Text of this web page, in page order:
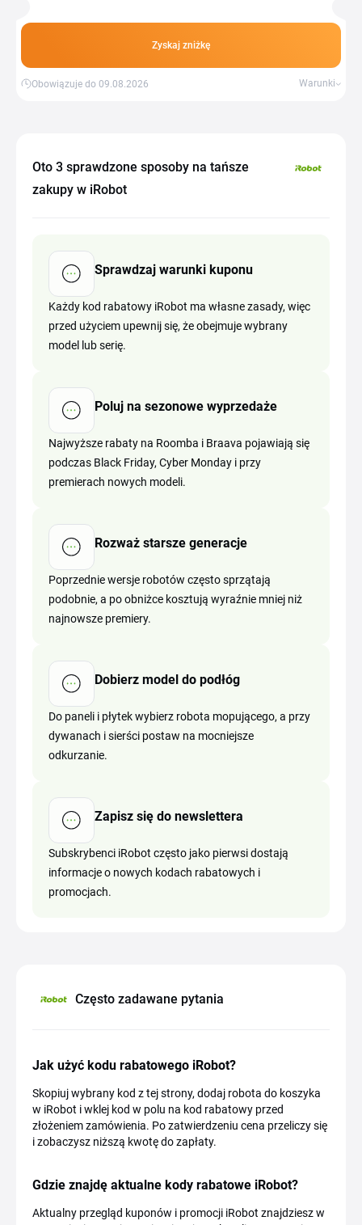
Zyskaj zniżkę
Obowiązuje do 09.08.2026 Warunki
Oto 3 sprawdzone sposoby na tańsze
zakupy w iRobot
Sprawdzaj warunki kuponu
Każdy kod rabatowy iRobot ma własne zasady, więc
przed użyciem upewnij się, że obejmuje wybrany
model lub serię.
Poluj na sezonowe wyprzedaże
Najwyższe rabaty na Roomba i Braava pojawiają się
podczas Black Friday, Cyber Monday i przy
premierach nowych modeli.
Rozważ starsze generacje
Poprzednie wersje robotów często sprzątają
podobnie, a po obniżce kosztują wyraźnie mniej niż
najnowsze premiery.
Dobierz model do podłóg
Do paneli i płytek wybierz robota mopującego, a przy
dywanach i sierści postaw na mocniejsze
odkurzanie.
Zapisz się do newslettera
Subskrybenci iRobot często jako pierwsi dostają
informacje o nowych kodach rabatowych i
promocjach.
Często zadawane pytania
Jak użyć kodu rabatowego iRobot?
Skopiuj wybrany kod z tej strony, dodaj robota do koszyka
w iRobot i wklej kod w polu na kod rabatowy przed
złożeniem zamówienia. Po zatwierdzeniu cena przeliczy się
i zobaczysz niższą kwotę do zapłaty.
Gdzie znajdę aktualne kody rabatowe iRobot?
Aktualny przegląd kuponów i promocji iRobot znajdziesz w